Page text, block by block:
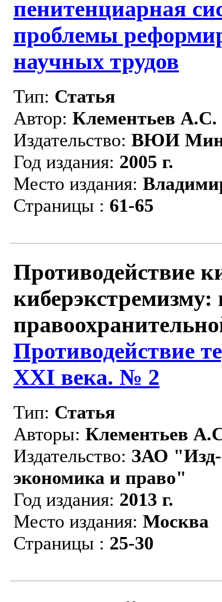
пенитенциарная
проблемы
научных трудов
Тип: Статья
Автор: Клементьев А.С.
Издательство: ВЮИ
Год издания: 2005 г.
Место издания:
Страницы : 61-65
Противодействие
киберэкстремизму:
Противодействие
XXI века. № 2
Тип: Статья
Авторы: Клементьев
Издательство: ЗАО
экономика и право"
Год издания: 2013 г.
Место издания: Москва
Страницы : 25-30